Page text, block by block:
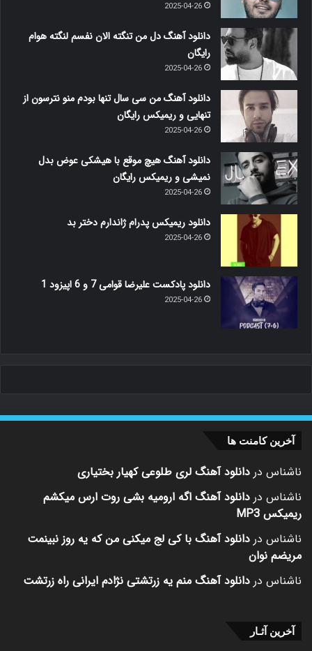
2025-04-26
دانلود آهنگ دل من تنگته الان نفسم لنگته هوام
رایگان
2025-04-26
دانلود آهنگ من سی سال تنها بودم منو نترسون از
تنهایی و ریمیکس رایگان
2025-04-26
دانلود آهنگ هیچ موقع با هیشکی عوض بدل
نمیشی و ریمیکس رایگان
2025-04-26
دانلود ریمیکس پدرام ژاندارم دختر بد
2025-04-26
دانلود پادکست علیرضا قوامی 7 و 6 اپیزود 1
2025-04-26
آخرین کامنت ها
ناشناس در دانلود آهنگ لری طلوعی کهیار بختیاری
ناشناس در دانلود آهنگ اگه ارومیه بشی روت ارس میکشم
ریمیکس MP3
ناشناس در دانلود آهنگ با کی لج میکنی من که یه روز نبینمت
مریضم نوان
ناشناس در دانلود آهنگ منم یه زرتشتی نژادم ایرانی راه زرتشت
آخرین آثـار